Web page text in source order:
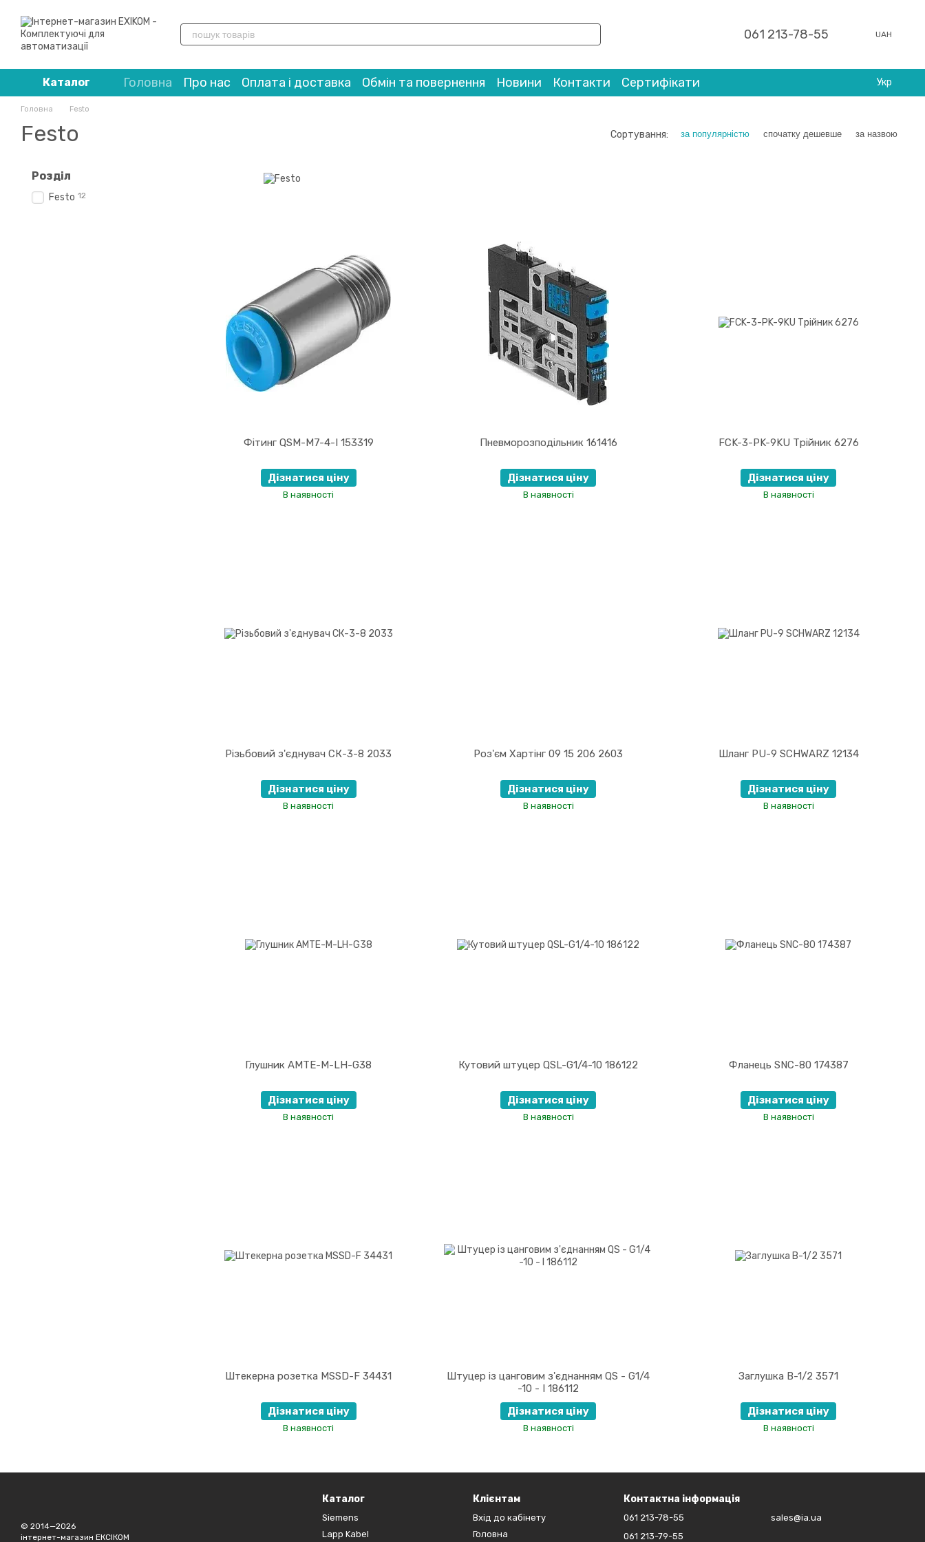
061 213-78-55 UAH
Каталог Головна Про нас Оплата і доставка Обмін та повернення Новини Контакти Сертифікати Укр
Головна Festo
Festo Сортування: за популярністю спочатку дешевше за назвою
Фітинг QSM-M7-4-I 153319
Дізнатися ціну
В наявності
Пневморозподільник 161416
Дізнатися ціну
В наявності
FCK-3-PK-9KU Трійник 6276
Дізнатися ціну
В наявності
Різьбовий з'єднувач СК-3-8 2033
Дізнатися ціну
В наявності
Роз'єм Хартінг 09 15 206 2603
Дізнатися ціну
В наявності
Шланг PU-9 SCHWARZ 12134
Дізнатися ціну
В наявності
Глушник AMTE-M-LH-G38
Дізнатися ціну
В наявності
Кутовий штуцер QSL-G1/4-10 186122
Дізнатися ціну
В наявності
Фланець SNC-80 174387
Дізнатися ціну
В наявності
Штекерна розетка MSSD-F 34431
Дізнатися ціну
В наявності
Штуцер із цанговим з'єднанням QS - G1/4
-10 - I 186112
Дізнатися ціну
В наявності
Заглушка B-1/2 3571
Дізнатися ціну
В наявності
Розділ
Festo 12
© 2014—2026
інтернет-магазин ЕКСІКОМ
Каталог
Siemens
Lapp Kabel
Клієнтам
Вхід до кабінету
Головна
Контактна інформація
061 213-78-55
061 213-79-55
sales@ia.ua